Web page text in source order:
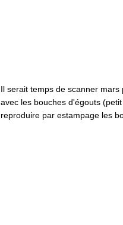
Il serait temps de scanner
avec les bouches d'égouts
reproduire par estampage les